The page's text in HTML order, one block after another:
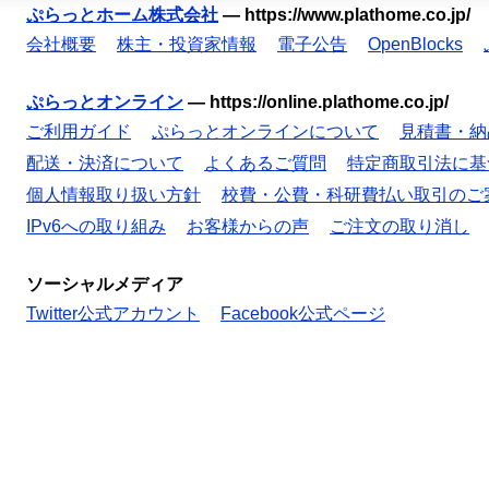
ぷらっとホーム株式会社 — https://www.plathome.co.jp/
会社概要
株主・投資家情報 電子公告 OpenBlocks
ぷらっとオンライン — https://online.plathome.co.jp/
ご利用ガイド
ぷらっとオンラインについて
見積書・
配送・決済について
よくあるご質問
特定商取引法に
個人情報取り扱い方針
校費・公費・科研費払い取引のご
IPv6への取り組み
お客様からの声 ご注文の取り消し
ソーシャルメディア
Twitter公式アカウント
Facebook公式ページ